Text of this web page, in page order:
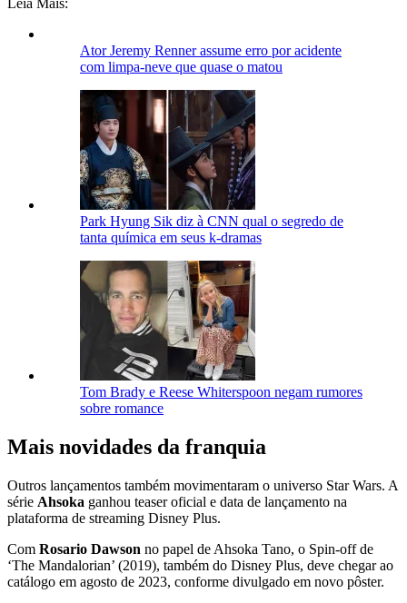
Ator Jeremy Renner assume erro por acidente
com limpa-neve que quase o matou
Park Hyung Sik diz à CNN qual o segredo de
tanta química em seus k-dramas
Tom Brady e Reese Whiterspoon negam rumores
sobre romance
Mais novidades da franquia
Outros lançamentos também movimentaram o universo Star Wars. A
série Ahsoka ganhou teaser oficial e data de lançamento na
plataforma de streaming Disney Plus.
Com Rosario Dawson no papel de Ahsoka Tano, o Spin-off de
‘The Mandalorian’ (2019), também do Disney Plus, deve chegar ao
catálogo em agosto de 2023, conforme divulgado em novo pôster.